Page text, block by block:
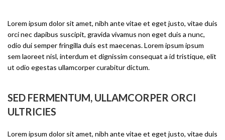
Lorem ipsum dolor sit amet, nibh ante vitae et eget justo, vitae duis
orci nec dapibus suscipit, gravida vivamus non eget duis a nunc,
odio dui semper fringilla duis est maecenas. Lorem ipsum ipsum
sem laoreet nisl, interdum et dignissim consequat a id tristique, elit
ut odio egestas ullamcorper curabitur dictum.
SED FERMENTUM, ULLAMCORPER ORCI
ULTRICIES
Lorem ipsum dolor sit amet, nibh ante vitae et eget justo, vitae duis